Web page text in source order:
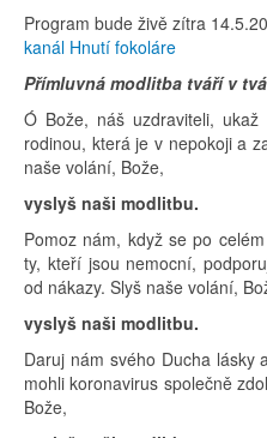
Program bude živě zítra
kanál Hnutí fokoláre
Přímluvná modlitba tváří v
Ó Bože, náš uzdraviteli,
rodinou, která je v nepokoji a
naše volání, Bože,
vyslyš naši modlitbu.
Pomoz nám, když se po
ty, kteří jsou nemocní,
od nákazy. Slyš naše volání,
vyslyš naši modlitbu.
Daruj nám svého Ducha lásky
mohli koronavirus společně
Bože,